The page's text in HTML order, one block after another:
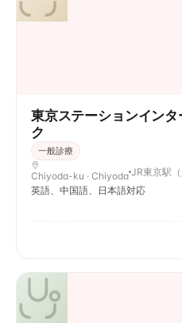
東京ステーションイン
ク
一般診療
Chiyoda-ku · Chiyoda JR東京駅
英語、中国語、日本語対応